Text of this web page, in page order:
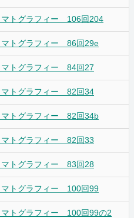
トグラフィー 106回204
トグラフィー 86回29e
トグラフィー 84回27
トグラフィー 82回34
トグラフィー 82回34b
トグラフィー 82回33
トグラフィー 83回28
トグラフィー 100回99
トグラフィー 100回99の2